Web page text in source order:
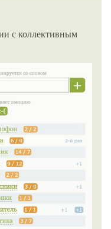
с коллективным